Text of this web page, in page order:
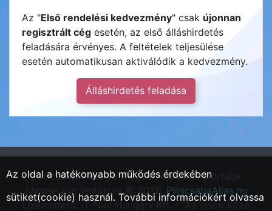
Az "Első rendelési kedvezmény" csak újonnan
regisztrált cég esetén, az első álláshirdetés
feladására érvényes. A feltételek teljesülése
esetén automatikusan aktiválódik a kedvezmény.
Álláshirdetés feladása
"Piliscsaba, Pest vármegyei régió állásportálja"
Minden jog fentartva © 2026. PiliscsabaAllas.hu
Üzemeltető: IT-Nav Hungary Kft. | "Az elsők közé
Az oldal a hatékonyabb működés érdekében
sütiket(cookie) használ. További információkért olvassa